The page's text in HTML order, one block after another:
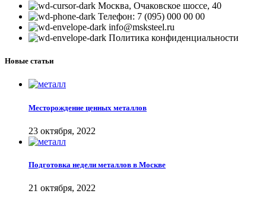
Москва, Очаковское шоссе, 40
Телефон: 7 (095) 000 00 00
info@msksteel.ru
Политика конфиденциальности
Новые статьи
Месторождение ценных металлов
23 октября, 2022
Подготовка недели металлов в Москве
21 октября, 2022